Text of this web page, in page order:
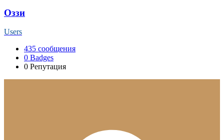
Оззи
Users
435 сообщения
0 Badges
0 Репутация